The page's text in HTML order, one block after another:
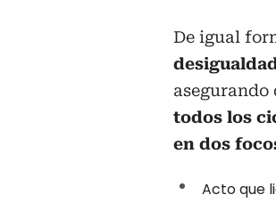
De igual
asegurando
todos los
en dos
Acto que